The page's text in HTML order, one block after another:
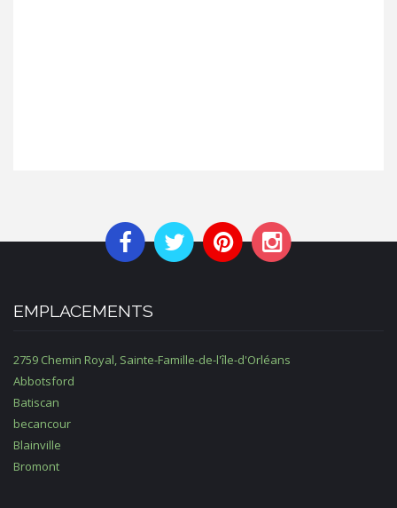
EMPLACEMENTS
2759 Chemin Royal, Sainte-Famille-de-l'île-d'Orléans
Abbotsford
Batiscan
becancour
Blainville
Bromont